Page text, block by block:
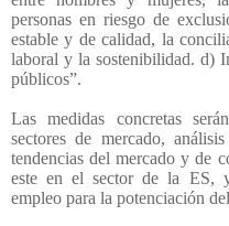
personas en riesgo de
estable y de calidad, la
laboral y la sostenibilidad. d)
públicos”.
Las medidas concretas
sectores de mercado,
tendencias del mercado y de
este en el sector de la ES,
empleo para la potenciación